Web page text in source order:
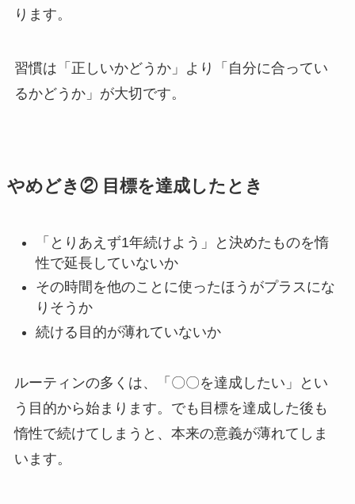
ります。
習慣は「正しいかどうか」より「自分に合ってい
るかどうか」が大切です。
やめどき② 目標を達成したとき
「とりあえず1年続けよう」と決めたものを惰
性で延長していないか
その時間を他のことに使ったほうがプラスにな
りそうか
続ける目的が薄れていないか
ルーティンの多くは、「〇〇を達成したい」とい
う目的から始まります。でも目標を達成した後も
惰性で続けてしまうと、本来の意義が薄れてしま
います。